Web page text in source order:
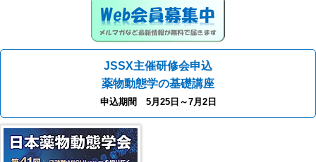
JSSX主催研修会申込
薬物動態学の基礎講座
申込期間 5月25日～7月2日
第40回年会（2025年）